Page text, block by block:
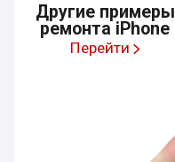
Другие примеры
ремонта iPhone
Перейти